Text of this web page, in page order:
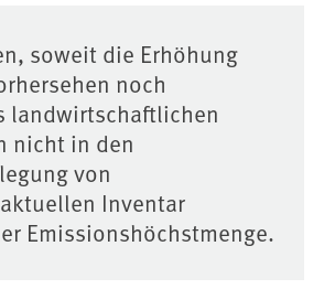
soweit die Erhöhung
noch
landwirtschaftlichen
nicht in den
von
Inventar
Emissionshöchstmenge.